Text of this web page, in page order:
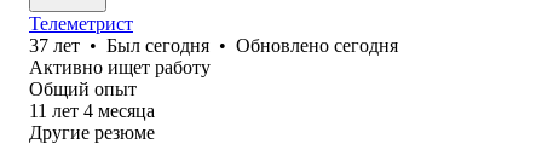
Телеметрист
37 лет • Был сегодня • Обновлено сегодня
Активно ищет работу
Общий опыт
11 лет 4 месяца
Другие резюме